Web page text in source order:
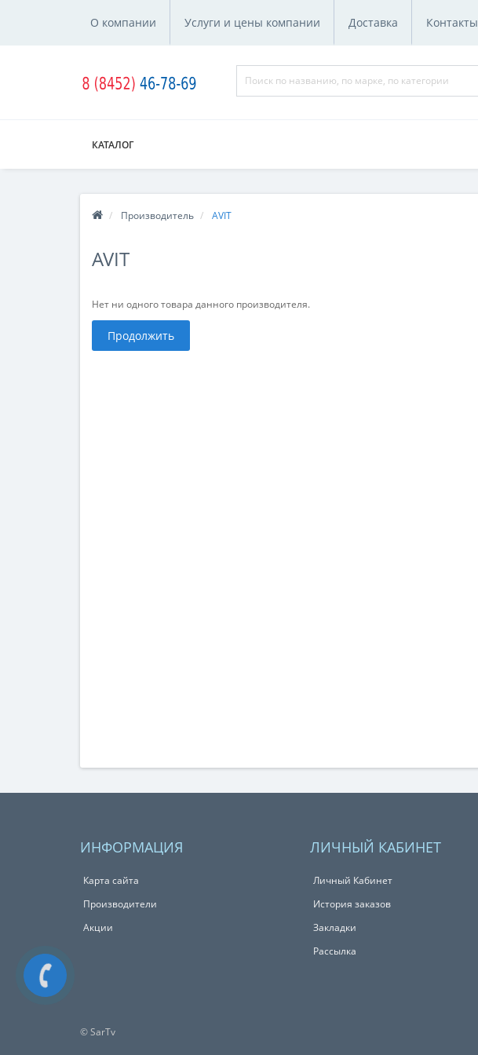
О компании Услуги и цены компании Доставка Контакты
КАТАЛОГ
Производитель AVIT
AVIT
Нет ни одного товара данного производителя.
Продолжить
ИНФОРМАЦИЯ
Карта сайта
Производители
Акции
ЛИЧНЫЙ КАБИНЕТ
Личный Кабинет
История заказов
Закладки
Рассылка
© SarTv